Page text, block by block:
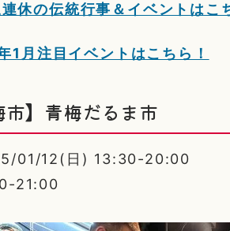
休の伝統行事＆イベントはこ
1月注目イベントはこちら！
】青梅だるま市
01/12(日) 13:30-20:00
21:00